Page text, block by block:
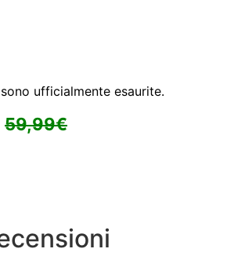
ufficialmente esaurite.
59,99€